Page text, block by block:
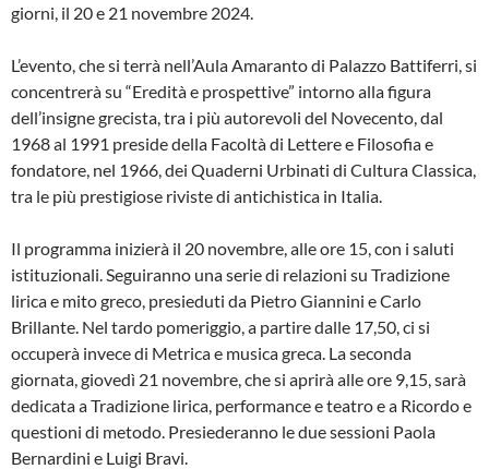
giorni, il 20 e 21 novembre 2024.
L’evento, che si terrà nell’Aula Amaranto di Palazzo Battiferri, si
concentrerà su “Eredità e prospettive” intorno alla figura
dell’insigne grecista, tra i più autorevoli del Novecento, dal
1968 al 1991 preside della Facoltà di Lettere e Filosofia e
fondatore, nel 1966, dei Quaderni Urbinati di Cultura Classica,
tra le più prestigiose riviste di antichistica in Italia.
Il programma inizierà il 20 novembre, alle ore 15, con i saluti
istituzionali. Seguiranno una serie di relazioni su Tradizione
lirica e mito greco, presieduti da Pietro Giannini e Carlo
Brillante. Nel tardo pomeriggio, a partire dalle 17,50, ci si
occuperà invece di Metrica e musica greca. La seconda
giornata, giovedì 21 novembre, che si aprirà alle ore 9,15, sarà
dedicata a Tradizione lirica, performance e teatro e a Ricordo e
questioni di metodo. Presiederanno le due sessioni Paola
Bernardini e Luigi Bravi.